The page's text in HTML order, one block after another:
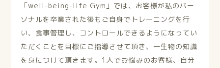
「well-being-life Gym」では、お客様が私のパー
ソナルを卒業された後もご自身でトレーニングを行
い、食事管理し、コントロールできるようになってい
ただくことを目標にご指導させて頂き、一生物の知識
を身につけて頂きます。1人でお悩みのお客様、自分